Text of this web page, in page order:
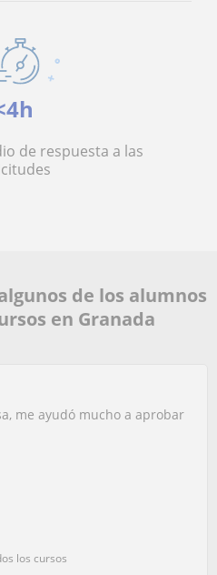
de respuesta a las
de los alumnos
en Granada
me ayudó mucho a aprobar
los cursos